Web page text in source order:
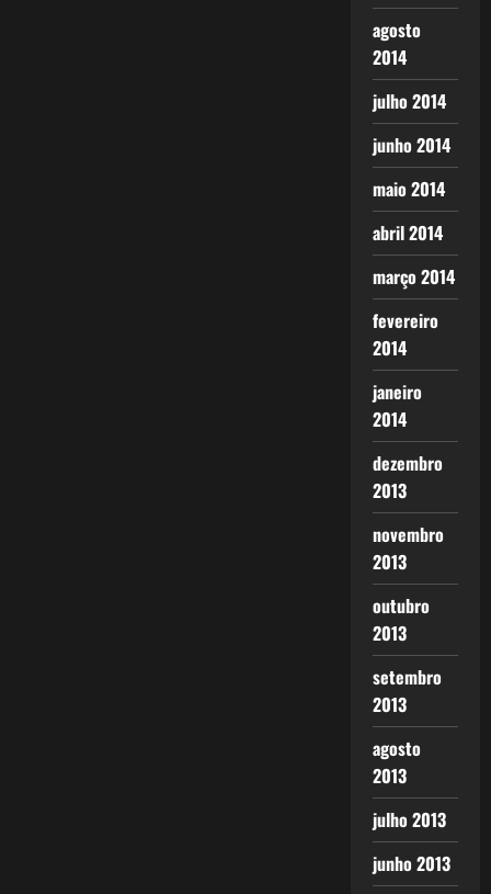
agosto
2014
julho 2014
junho 2014
maio 2014
abril 2014
março 2014
fevereiro
2014
janeiro
2014
dezembro
2013
novembro
2013
outubro
2013
setembro
2013
agosto
2013
julho 2013
junho 2013